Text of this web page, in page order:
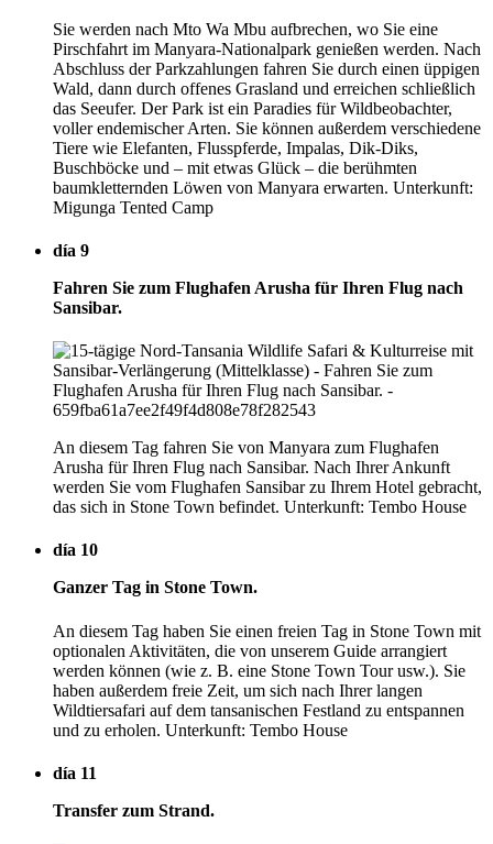
Sie werden nach Mto Wa Mbu aufbrechen, wo Sie eine
Pirschfahrt im Manyara-Nationalpark genießen werden. Nach
Abschluss der Parkzahlungen fahren Sie durch einen üppigen
Wald, dann durch offenes Grasland und erreichen schließlich
das Seeufer. Der Park ist ein Paradies für Wildbeobachter,
voller endemischer Arten. Sie können außerdem verschiedene
Tiere wie Elefanten, Flusspferde, Impalas, Dik-Diks,
Buschböcke und – mit etwas Glück – die berühmten
baumkletternden Löwen von Manyara erwarten. Unterkunft:
Migunga Tented Camp
día 9
Fahren Sie zum Flughafen Arusha für Ihren Flug nach
Sansibar.
An diesem Tag fahren Sie von Manyara zum Flughafen
Arusha für Ihren Flug nach Sansibar. Nach Ihrer Ankunft
werden Sie vom Flughafen Sansibar zu Ihrem Hotel gebracht,
das sich in Stone Town befindet. Unterkunft: Tembo House
día 10
Ganzer Tag in Stone Town.
An diesem Tag haben Sie einen freien Tag in Stone Town mit
optionalen Aktivitäten, die von unserem Guide arrangiert
werden können (wie z. B. eine Stone Town Tour usw.). Sie
haben außerdem freie Zeit, um sich nach Ihrer langen
Wildtiersafari auf dem tansanischen Festland zu entspannen
und zu erholen. Unterkunft: Tembo House
día 11
Transfer zum Strand.